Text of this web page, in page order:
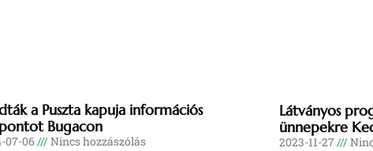
a Puszta kapuja információs
Bugacon
07-06 Nincs hozzászólás
Látványos
ünnepekre
2023-11-27